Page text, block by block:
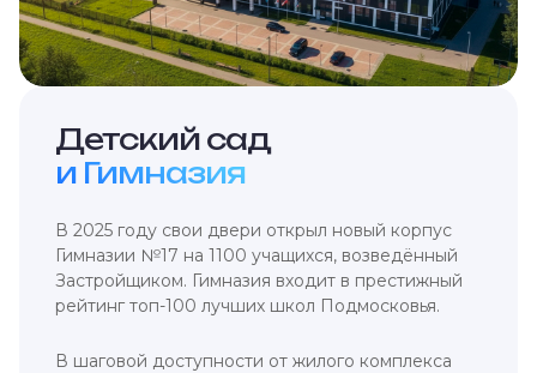
Детский сад
и Гимназия
В 2025 году свои двери открыл новый корпус
Гимназии №17 на 1100 учащихся, возведённый
Застройщиком. Гимназия входит в престижный
рейтинг топ-100 лучших школ Подмосковья.
В шаговой доступности от жилого комплекса